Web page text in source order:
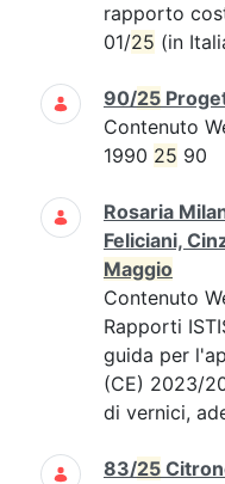
rapporto
01/25 (in
90/25
Contenuto
1990 25 90
Rosaria
Feliciani,
Maggio
Contenuto
Rapporti
guida per
(CE) 2023/
di vernici,
83/25